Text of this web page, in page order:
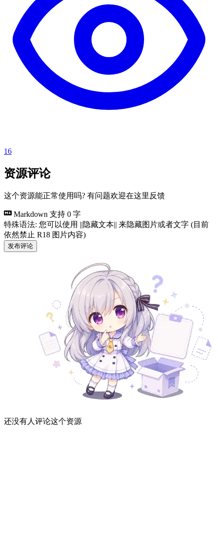
16
资源评论
这个资源能正常使用吗? 有问题欢迎在这里反馈
Markdown 支持 0 字
特殊语法: 您可以使用 ||隐藏文本|| 来隐藏图片或者文字 (目前
依然禁止 R18 图片内容)
发布评论
还没有人评论这个资源